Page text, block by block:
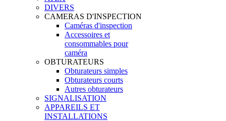
DIVERS
CAMERAS D'INSPECTION
Caméras d'inspection
Accessoires et
consommables pour
caméra
OBTURATEURS
Obturateurs simples
Obturateurs courts
Autres obturateurs
SIGNALISATION
APPAREILS ET
INSTALLATIONS